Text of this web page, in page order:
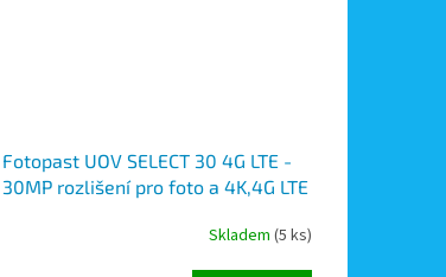
Fotopast UOV SELECT 30 4G LTE -
30MP rozlišení pro foto a 4K,4G LTE
Skladem (5 ks)